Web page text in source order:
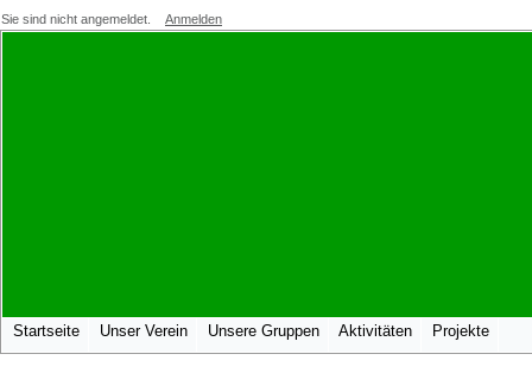
Sie sind nicht angemeldet. Anmelden
Startseite Unser Verein Unsere Gruppen Aktivitäten Projekte